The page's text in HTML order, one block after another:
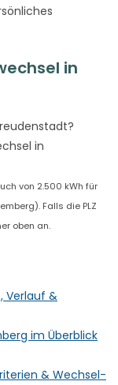
in
in
von 2.500 kWh für
Falls die PLZ
oben an.
Verlauf &
im Überblick
& Wechsel-